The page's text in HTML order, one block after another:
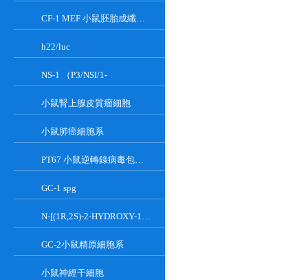
CF-1 MEF 小鼠胚胎成纖維細胞系
h22/luc
NS-1 （P3/NSI/1-
小鼠腎上腺皮質瘤細胞
小鼠肺癌細胞系
PT67 小鼠逆轉錄病毒包裝細胞系
GC-1 spg
N-[(1R,2S)-2-HYDROXY-1-HYDROXYMETHYL-2-(2-TRIDECYL-1-CYCLOPROPENYL)ETHYL]OCT;GT-11
GC-2小鼠精原細胞系
小鼠神經干細胞